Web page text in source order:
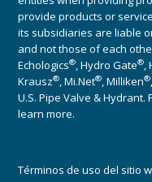
provide products or
its subsidiaries are liable
and not those of each
Echologics®, Hydro Gate®,
Krausz®, Mi.Net®, Milliken®
U.S. Pipe Valve &
learn more.
Términos de uso del sitio